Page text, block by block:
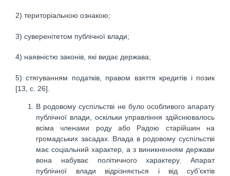
2) територіальною ознакою;
3) суверенітетом публічної влади;
4) наявністю законів, які видає держава;
5) стягуванням податків, правом взяття кредитів і позик
[13, с. 26].
В родовому суспільстві не було особливого апарату
публічної влади, оскільки управління здійснювалось
всіма членами роду або Радою старійшин на
громадських засадах. Влада в родовому суспільстві
має соціальний характер, а з виникненням держави
вона набуває політичного характеру. Апарат
публічної влади відрізняється і від суб’єктів